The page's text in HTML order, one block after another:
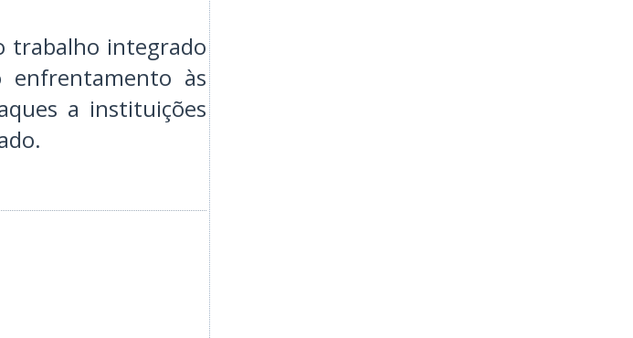
trabalho integrado
enfrentamento às
a instituições